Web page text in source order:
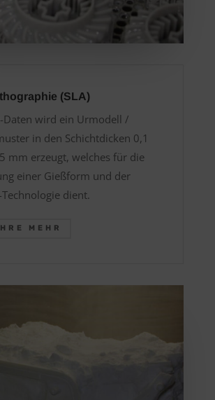
(SLA)
Daten wird ein Urmodell /
in den Schichtdicken 0,1
mm erzeugt, welches für die
einer Gießform und der
dient.
MEHR